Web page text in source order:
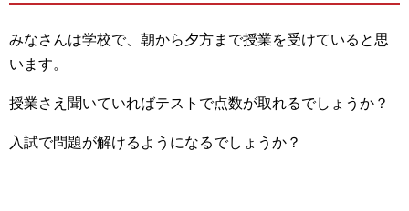
みなさんは学校で、朝から夕方まで授業を受けていると思
います。
授業さえ聞いていればテストで点数が取れるでしょうか？
入試で問題が解けるようになるでしょうか？